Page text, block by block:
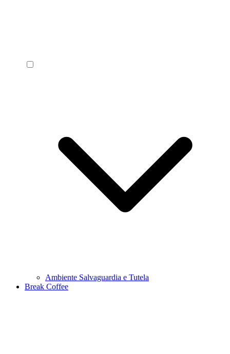
Ambiente Salvaguardia e Tutela
Break Coffee